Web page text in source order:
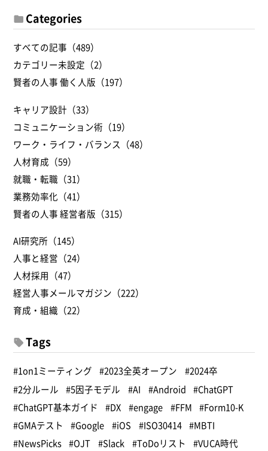
Categories
すべての記事（489）
カテゴリー未設定（2）
賢者の人事 働く人版（197）
キャリア設計（33）
コミュニケーション術（19）
ワーク・ライフ・バランス（48）
人材育成（59）
就職・転職（31）
業務効率化（41）
賢者の人事 経営者版（315）
AI研究所（145）
人事と経営（24）
人材採用（47）
経営人事メールマガジン（222）
育成・組織（22）
Tags
#1on1ミーティング #2023全英オープン
#2024卒
#2分ルール
#5因子モデル #AI #Android #ChatGPT
#ChatGPT基本ガイド
#DX #engage #FFM #Form10-K
#GMAテスト
#Google #iOS #ISO30414 #MBTI
#NewsPicks #OJT #Slack #ToDoリスト
#VUCA時代